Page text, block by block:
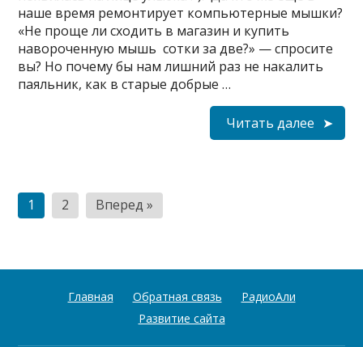
наше время ремонтирует компьютерные мышки?
«Не проще ли сходить в магазин и купить
навороченную мышь сотки за две?» — спросите
вы? Но почему бы нам лишний раз не накалить
паяльник, как в старые добрые …
Читать далее
Пагинация
записей
1 2 Вперед »
Главная Обратная связь
РадиоАли
Развитие сайта